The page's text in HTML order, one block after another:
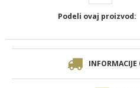
Podeli ovaj proizvod: